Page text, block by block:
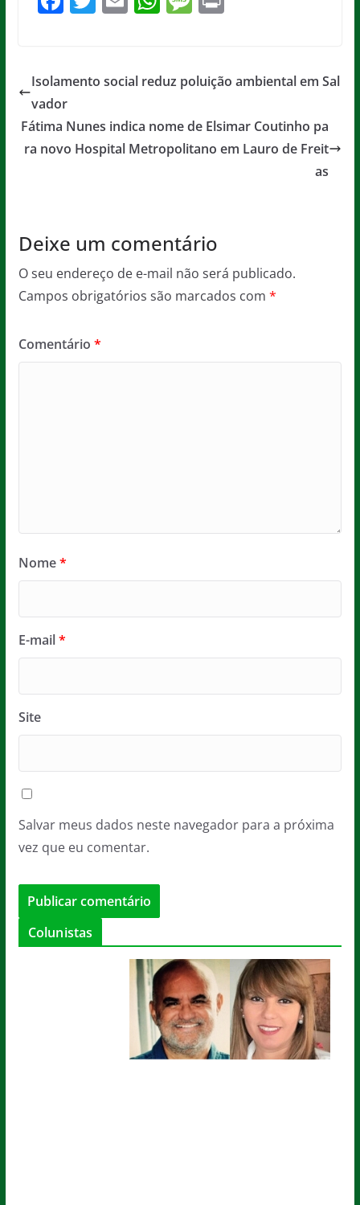
e
b
o
o
er l s
p
p
a
e
Isolamento social reduz poluição ambiental em Sal
vador
Fátima Nunes indica nome de Elsimar Coutinho pa
ra novo Hospital Metropolitano em Lauro de Freit
as
Deixe um comentário
O seu endereço de e-mail não será publicado.
Campos obrigatórios são marcados com *
Comentário *
Nome*
E-mail*
Site
Salvar meus dados neste navegador para a próxima
vez que eu comentar.
Colunistas